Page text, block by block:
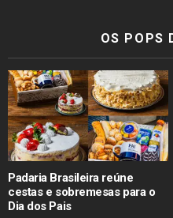
OS POPS
Padaria Brasileira reúne
cestas e sobremesas para o
Dia dos Pais